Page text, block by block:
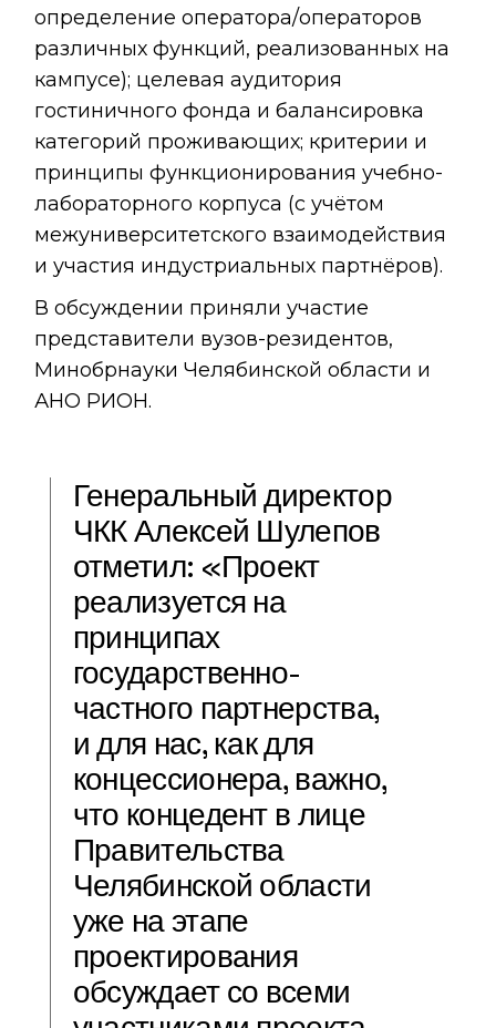
определение оператора/операторов
различных функций, реализованных на
кампусе); целевая аудитория
гостиничного фонда и балансировка
категорий проживающих; критерии и
принципы функционирования учебно-
лабораторного корпуса (с учётом
межуниверситетского взаимодействия
и участия индустриальных партнёров).
В обсуждении приняли участие
представители вузов-резидентов,
Минобрнауки Челябинской области и
АНО РИОН.
Генеральный директор
ЧККАлексей Шулепов
отметил: «Проект
реализуется на
принципах
государственно-
частного партнерства,
и для нас, как для
концессионера, важно,
что концедент в лице
Правительства
Челябинской области
уже на этапе
проектирования
обсуждает со всеми